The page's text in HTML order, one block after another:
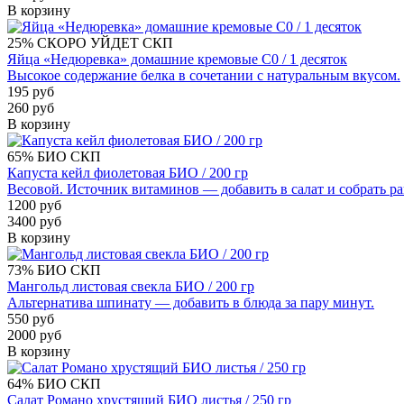
В корзину
25% СКОРО УЙДЕТ СКП
Яйца «Недюревка» домашние кремовые С0 / 1 десяток
Высокое содержание белка в сочетании с натуральным вкусом.
195 руб
260 руб
В корзину
65% БИО СКП
Капуста кейл фиолетовая БИО / 200 гр
Весовой. Источник витаминов — добавить в салат и собрать
1200 руб
3400 руб
В корзину
73% БИО СКП
Мангольд листовая свекла БИО / 200 гр
Альтернатива шпинату — добавить в блюда за пару минут.
550 руб
2000 руб
В корзину
64% БИО СКП
Салат Романо хрустящий БИО листья / 250 гр